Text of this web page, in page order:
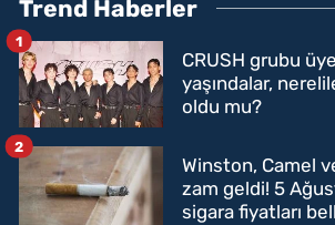
Trend Haberler
CRUSH grubu
yaşındalar,
oldu mu?
1
Winston, Camel
zam geldi! 5
sigara fiyatları
2